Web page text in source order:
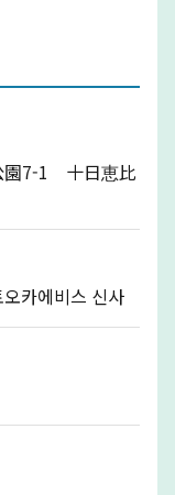
園7-1 十日恵比
카에비스 신사